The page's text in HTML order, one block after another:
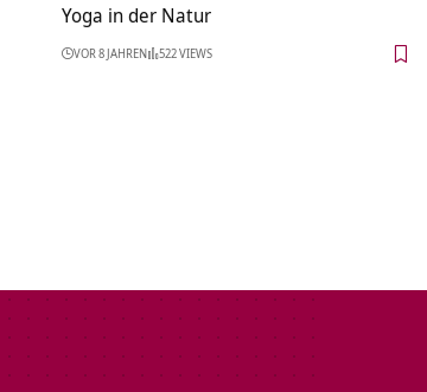
Yoga in der Natur
VOR 8 JAHREN 522 VIEWS